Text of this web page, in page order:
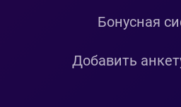
Бонусная
Добавить